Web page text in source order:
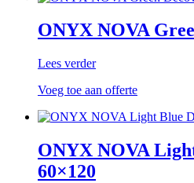
ONYX NOVA
Lees verder
Voeg toe aan offerte
ONYX NOVA
60×120